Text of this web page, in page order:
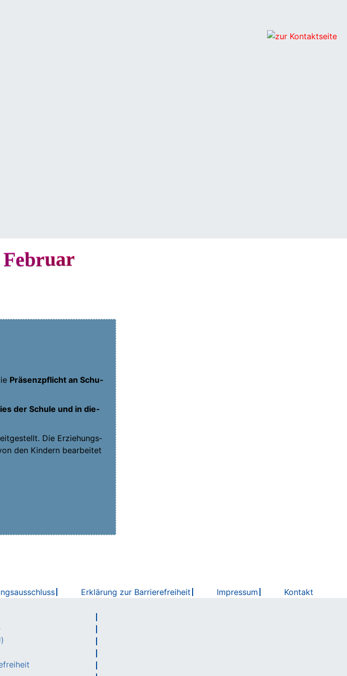
Prä­senz­pflicht an Schu­
der Schu­le und in die­
Die Erzie­hungs­
den Kin­dern bear­bei­tet
Erklärung zur Barrierefreiheit Impressum Kontakt